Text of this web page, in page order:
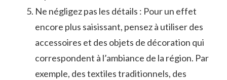
Ne négligez⁢ pas les détails : Pour un effet
encore plus saisissant,⁤ pensez à​ utiliser des
accessoires et des⁢ objets de décoration qui
correspondent à l’ambiance de la région. Par
exemple,⁢ des ‍textiles traditionnels, des